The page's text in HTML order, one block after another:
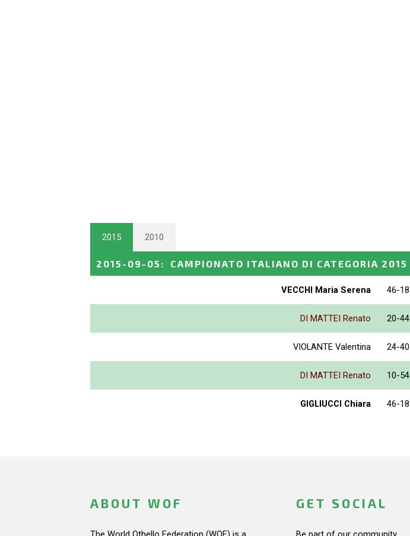
2015 2010
2015-09-05 : CAMPIONATO ITALIANO DI CATEGORIA 2015
VECCHI Maria Serena 46-18
DI MATTEI Renato 20-44
VIOLANTE Valentina 24-40
DI MATTEI Renato 10-54
GIGLIUCCI Chiara 46-18
ABOUT WOF GET SOCIAL